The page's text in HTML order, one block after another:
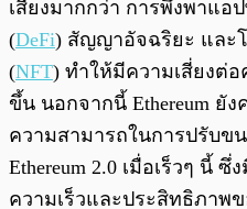
เสี่ยงมากกว่า การพึ่งพาแอ
(DeFi) สัญญาอัจฉริยะ และ
(NFT) ทำให้มีความเสี่ยงต่
ขึ้น นอกจากนี้ Ethereum ยั
ความสามารถในการปรับข
Ethereum 2.0 เมื่อเร็วๆ นี้
ความเร็วและประสิทธิภาพข